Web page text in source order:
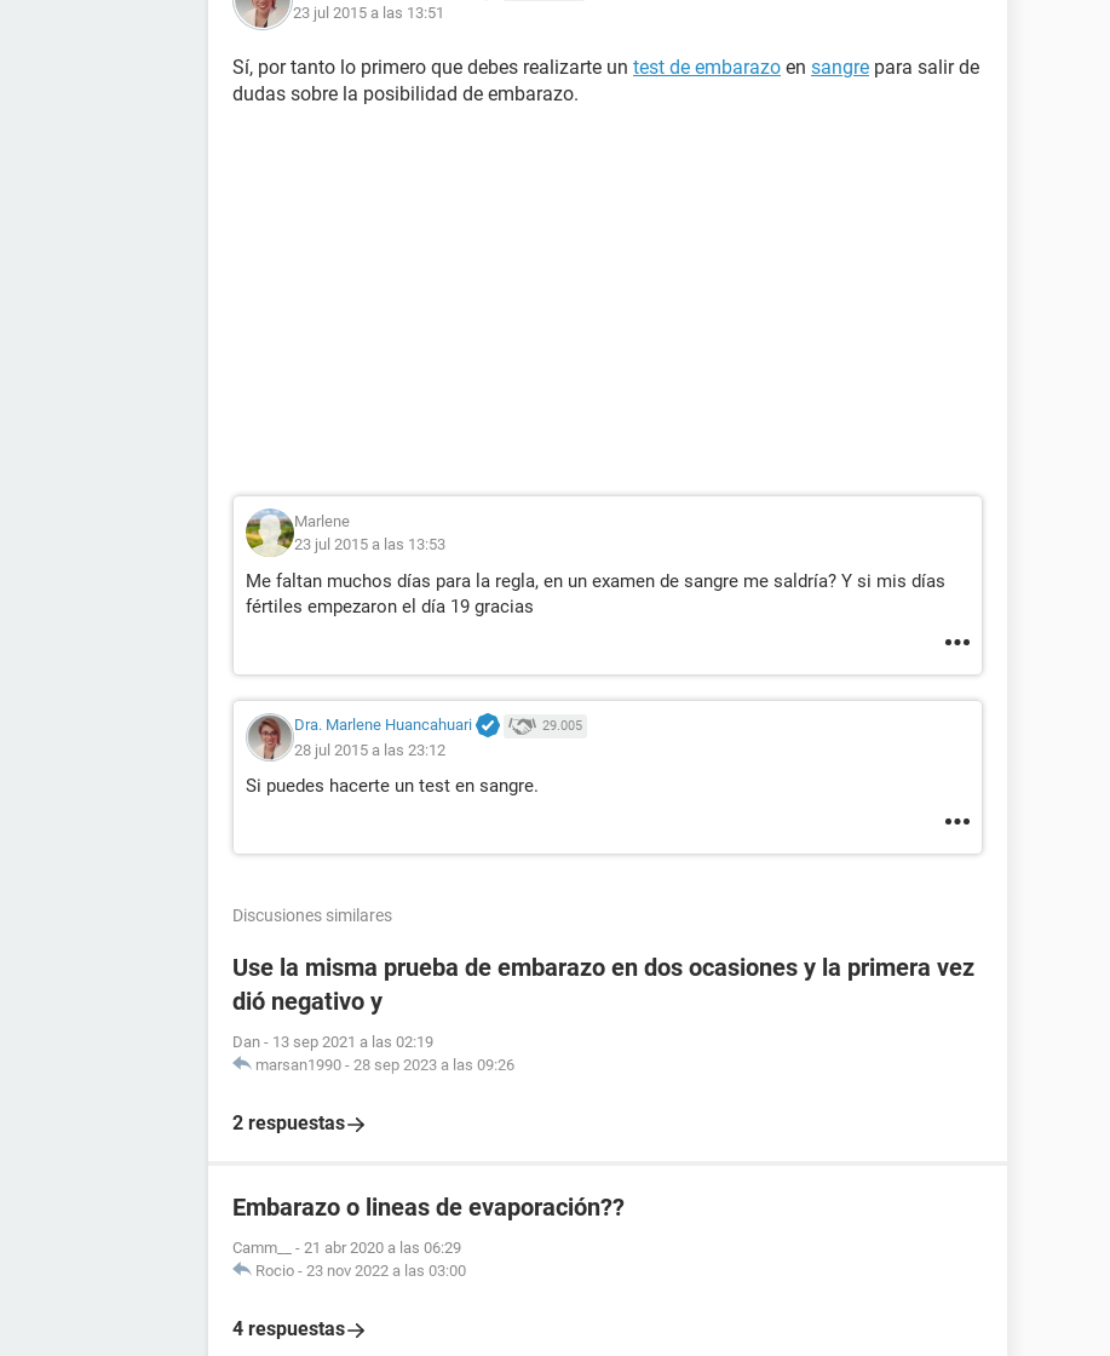
23 jul 2015 a las 13:51
Sí, por tanto lo primero que debes realizarte un test de embarazo en sangre para salir de
dudas sobre la posibilidad de embarazo.
Marlene
23 jul 2015 a las 13:53
Me faltan muchos días para la regla, en un examen de sangre me saldría? Y si mis días
fértiles empezaron el día 19 gracias
Dra. Marlene Huancahuari 29.005
28 jul 2015 a las 23:12
Si puedes hacerte un test en sangre.
Discusiones similares
Use la misma prueba de embarazo en dos ocasiones y la primera vez
dió negativo y
Dan - 13 sep 2021 a las 02:19
marsan1990 - 28 sep 2023 a las 09:26
2 respuestas
Embarazo o lineas de evaporación??
Camm__ - 21 abr 2020 a las 06:29
Rocio - 23 nov 2022 a las 03:00
4 respuestas